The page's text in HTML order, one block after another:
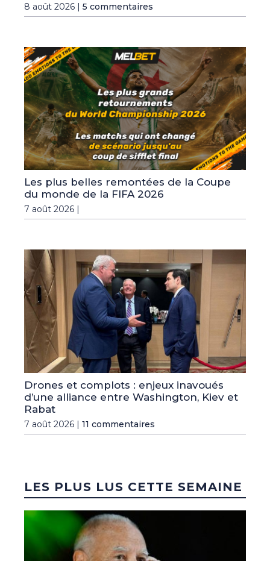
8 août 2026 | 5 commentaires
Les plus belles remontées de la Coupe
du monde de la FIFA 2026
7 août 2026 |
Drones et complots : enjeux inavoués
d’une alliance entre Washington, Kiev et
Rabat
7 août 2026 | 11 commentaires
LES PLUS LUS CETTE SEMAINE